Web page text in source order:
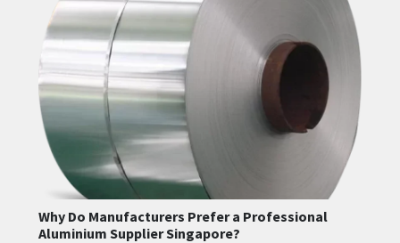
Why Do Manufacturers Prefer a Professional
Aluminium Supplier Singapore?